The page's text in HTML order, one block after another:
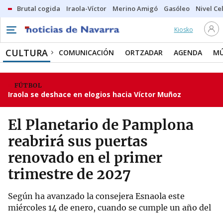
Brutal cogida Iraola-Víctor Merino Amigó Gasóleo Nivel
Kiosko
CULTURA COMUNICACIÓN ORTZADAR AGENDA
FÚTBOL
Iraola se deshace en elogios hacia Víctor Muñoz
El Planetario de Pamplona
reabrirá sus puertas
renovado en el primer
trimestre de 2027
Según ha avanzado la consejera Esnaola este
miércoles 14 de enero, cuando se cumple un año del